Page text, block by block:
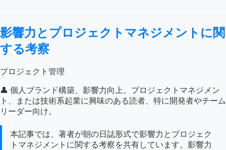
影響力とプロジェクトマネジメントに関
する考察
プロジェクト管理
👤 個人ブランド構築、影響力向上、プロジェクトマネジメン
ト、または技術系起業に興味のある読者、特に開発者やチーム
リーダー向け。
本記事では、著者が朝の日誌形式で影響力とプロジェク
トマネジメントに関する考察を共有しています。影響力